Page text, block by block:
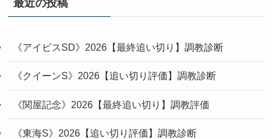
最近の投稿
《アイビスSD》2026【最終追い切り】調教診断
《クイーンS》2026【追い切り評価】調教診断
《関屋記念》2026【最終追い切り】調教評価
《東海S》2026【追い切り評価】調教診断